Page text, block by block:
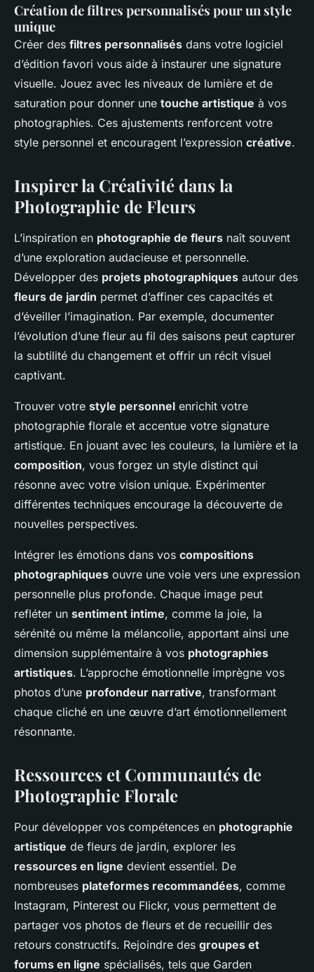
Création de filtres personnalisés pour un style
unique
Créer des filtres personnalisés dans votre logiciel
d’édition favori vous aide à instaurer une signature
visuelle. Jouez avec les niveaux de lumière et de
saturation pour donner une touche artistique à vos
photographies. Ces ajustements renforcent votre
style personnel et encouragent l’expression créative.
Inspirer la Créativité dans la
Photographie de Fleurs
L’inspiration en photographie de fleurs naît souvent
d’une exploration audacieuse et personnelle.
Développer des projets photographiques autour des
fleurs de jardin permet d’affiner ces capacités et
d’éveiller l’imagination. Par exemple, documenter
l’évolution d’une fleur au fil des saisons peut capturer
la subtilité du changement et offrir un récit visuel
captivant.
Trouver votre style personnel enrichit votre
photographie florale et accentue votre signature
artistique. En jouant avec les couleurs, la lumière et la
composition, vous forgez un style distinct qui
résonne avec votre vision unique. Expérimenter
différentes techniques encourage la découverte de
nouvelles perspectives.
Intégrer les émotions dans vos compositions
photographiques ouvre une voie vers une expression
personnelle plus profonde. Chaque image peut
refléter un sentiment intime, comme la joie, la
sérénité ou même la mélancolie, apportant ainsi une
dimension supplémentaire à vos photographies
artistiques. L’approche émotionnelle imprègne vos
photos d’une profondeur narrative, transformant
chaque cliché en une œuvre d’art émotionnellement
résonnante.
Ressources et Communautés de
Photographie Florale
Pour développer vos compétences en photographie
artistique de fleurs de jardin, explorer les
ressources en ligne devient essentiel. De
nombreuses plateformes recommandées, comme
Instagram, Pinterest ou Flickr, vous permettent de
partager vos photos de fleurs et de recueillir des
retours constructifs. Rejoindre des groupes et
forums en ligne spécialisés, tels que Garden